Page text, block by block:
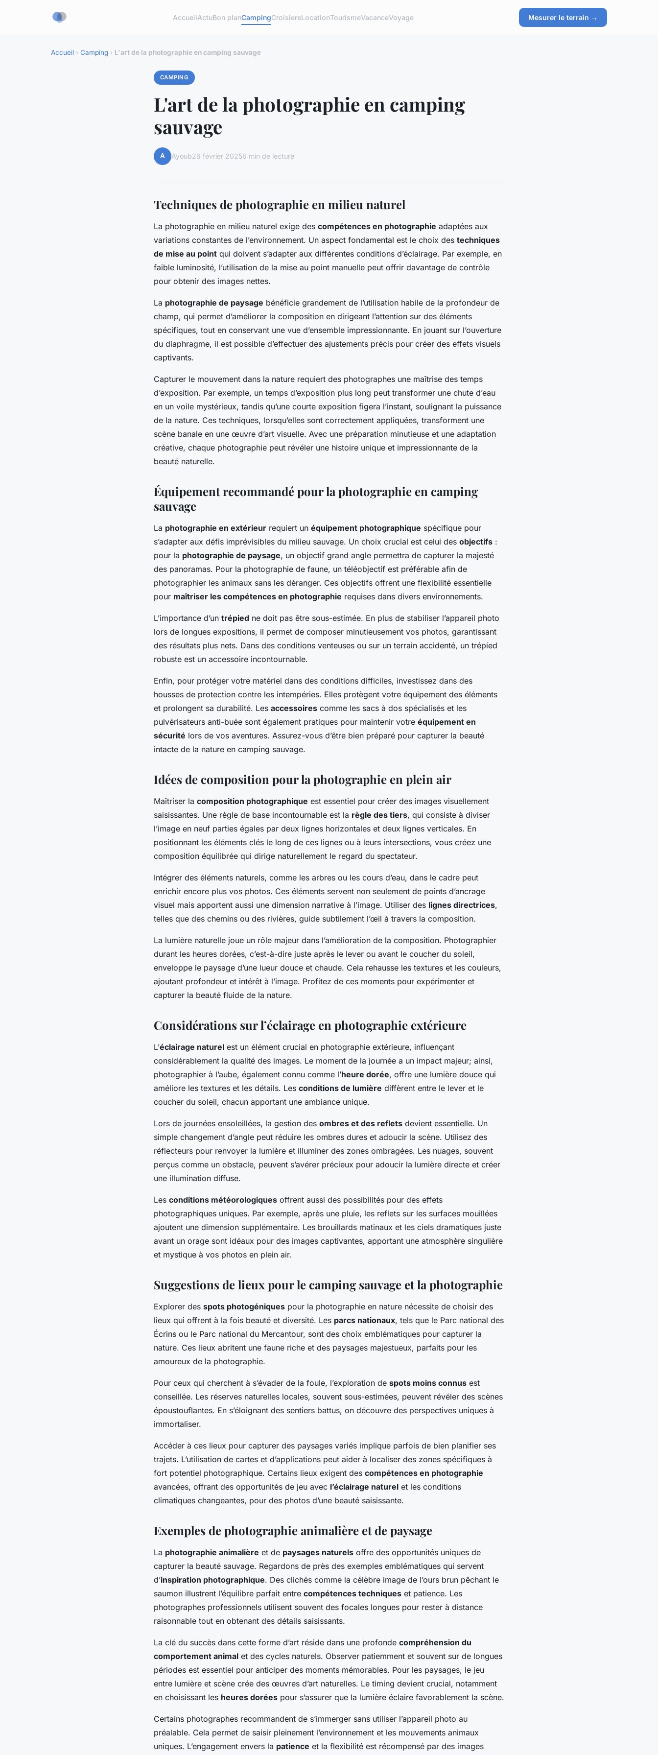
AccueilActuBon planCampingCroisiereLocationTourismeVacanceVoyage Mesurer le terrain →
Accueil › Camping › L'art de la photographie en camping sauvage
CAMPING
L'art de la photographie en camping
sauvage
A Ayoub26 février 20256 min de lecture
Techniques de photographie en milieu naturel
La photographie en milieu naturel exige des compétences en photographie adaptées aux
variations constantes de l’environnement. Un aspect fondamental est le choix des techniques
de mise au point qui doivent s’adapter aux différentes conditions d’éclairage. Par exemple, en
faible luminosité, l’utilisation de la mise au point manuelle peut offrir davantage de contrôle
pour obtenir des images nettes.
La photographie de paysage bénéficie grandement de l’utilisation habile de la profondeur de
champ, qui permet d’améliorer la composition en dirigeant l’attention sur des éléments
spécifiques, tout en conservant une vue d’ensemble impressionnante. En jouant sur l’ouverture
du diaphragme, il est possible d’effectuer des ajustements précis pour créer des effets visuels
captivants.
Capturer le mouvement dans la nature requiert des photographes une maîtrise des temps
d’exposition. Par exemple, un temps d’exposition plus long peut transformer une chute d’eau
en un voile mystérieux, tandis qu’une courte exposition figera l’instant, soulignant la puissance
de la nature. Ces techniques, lorsqu’elles sont correctement appliquées, transforment une
scène banale en une œuvre d’art visuelle. Avec une préparation minutieuse et une adaptation
créative, chaque photographie peut révéler une histoire unique et impressionnante de la
beauté naturelle.
Équipement recommandé pour la photographie en camping
sauvage
La photographie en extérieur requiert un équipement photographique spécifique pour
s’adapter aux défis imprévisibles du milieu sauvage. Un choix crucial est celui des objectifs :
pour la photographie de paysage, un objectif grand angle permettra de capturer la majesté
des panoramas. Pour la photographie de faune, un téléobjectif est préférable afin de
photographier les animaux sans les déranger. Ces objectifs offrent une flexibilité essentielle
pour maîtriser les compétences en photographie requises dans divers environnements.
L’importance d’un trépied ne doit pas être sous-estimée. En plus de stabiliser l’appareil photo
lors de longues expositions, il permet de composer minutieusement vos photos, garantissant
des résultats plus nets. Dans des conditions venteuses ou sur un terrain accidenté, un trépied
robuste est un accessoire incontournable.
Enfin, pour protéger votre matériel dans des conditions difficiles, investissez dans des
housses de protection contre les intempéries. Elles protègent votre équipement des éléments
et prolongent sa durabilité. Les accessoires comme les sacs à dos spécialisés et les
pulvérisateurs anti-buée sont également pratiques pour maintenir votre équipement en
sécurité lors de vos aventures. Assurez-vous d’être bien préparé pour capturer la beauté
intacte de la nature en camping sauvage.
Idées de composition pour la photographie en plein air
Maîtriser la composition photographique est essentiel pour créer des images visuellement
saisissantes. Une règle de base incontournable est la règle des tiers, qui consiste à diviser
l’image en neuf parties égales par deux lignes horizontales et deux lignes verticales. En
positionnant les éléments clés le long de ces lignes ou à leurs intersections, vous créez une
composition équilibrée qui dirige naturellement le regard du spectateur.
Intégrer des éléments naturels, comme les arbres ou les cours d’eau, dans le cadre peut
enrichir encore plus vos photos. Ces éléments servent non seulement de points d’ancrage
visuel mais apportent aussi une dimension narrative à l’image. Utiliser des lignes directrices,
telles que des chemins ou des rivières, guide subtilement l’œil à travers la composition.
La lumière naturelle joue un rôle majeur dans l’amélioration de la composition. Photographier
durant les heures dorées, c’est-à-dire juste après le lever ou avant le coucher du soleil,
enveloppe le paysage d’une lueur douce et chaude. Cela rehausse les textures et les couleurs,
ajoutant profondeur et intérêt à l’image. Profitez de ces moments pour expérimenter et
capturer la beauté fluide de la nature.
Considérations sur l’éclairage en photographie extérieure
L’éclairage naturel est un élément crucial en photographie extérieure, influençant
considérablement la qualité des images. Le moment de la journée a un impact majeur; ainsi,
photographier à l’aube, également connu comme l’heure dorée, offre une lumière douce qui
améliore les textures et les détails. Les conditions de lumière diffèrent entre le lever et le
coucher du soleil, chacun apportant une ambiance unique.
Lors de journées ensoleillées, la gestion des ombres et des reflets devient essentielle. Un
simple changement d’angle peut réduire les ombres dures et adoucir la scène. Utilisez des
réflecteurs pour renvoyer la lumière et illuminer des zones ombragées. Les nuages, souvent
perçus comme un obstacle, peuvent s’avérer précieux pour adoucir la lumière directe et créer
une illumination diffuse.
Les conditions météorologiques offrent aussi des possibilités pour des effets
photographiques uniques. Par exemple, après une pluie, les reflets sur les surfaces mouillées
ajoutent une dimension supplémentaire. Les brouillards matinaux et les ciels dramatiques juste
avant un orage sont idéaux pour des images captivantes, apportant une atmosphère singulière
et mystique à vos photos en plein air.
Suggestions de lieux pour le camping sauvage et la photographie
Explorer des spots photogéniques pour la photographie en nature nécessite de choisir des
lieux qui offrent à la fois beauté et diversité. Les parcs nationaux, tels que le Parc national des
Écrins ou le Parc national du Mercantour, sont des choix emblématiques pour capturer la
nature. Ces lieux abritent une faune riche et des paysages majestueux, parfaits pour les
amoureux de la photographie.
Pour ceux qui cherchent à s’évader de la foule, l’exploration de spots moins connus est
conseillée. Les réserves naturelles locales, souvent sous-estimées, peuvent révéler des scènes
époustouflantes. En s’éloignant des sentiers battus, on découvre des perspectives uniques à
immortaliser.
Accéder à ces lieux pour capturer des paysages variés implique parfois de bien planifier ses
trajets. L’utilisation de cartes et d’applications peut aider à localiser des zones spécifiques à
fort potentiel photographique. Certains lieux exigent des compétences en photographie
avancées, offrant des opportunités de jeu avec l’éclairage naturel et les conditions
climatiques changeantes, pour des photos d’une beauté saisissante.
Exemples de photographie animalière et de paysage
La photographie animalière et de paysages naturels offre des opportunités uniques de
capturer la beauté sauvage. Regardons de près des exemples emblématiques qui servent
d’inspiration photographique. Des clichés comme la célèbre image de l’ours brun pêchant le
saumon illustrent l’équilibre parfait entre compétences techniques et patience. Les
photographes professionnels utilisent souvent des focales longues pour rester à distance
raisonnable tout en obtenant des détails saisissants.
La clé du succès dans cette forme d’art réside dans une profonde compréhension du
comportement animal et des cycles naturels. Observer patiemment et souvent sur de longues
périodes est essentiel pour anticiper des moments mémorables. Pour les paysages, le jeu
entre lumière et scène crée des œuvres d’art naturelles. Le timing devient crucial, notamment
en choisissant les heures dorées pour s’assurer que la lumière éclaire favorablement la scène.
Certains photographes recommandent de s’immerger sans utiliser l’appareil photo au
préalable. Cela permet de saisir pleinement l’environnement et les mouvements animaux
uniques. L’engagement envers la patience et la flexibilité est récompensé par des images